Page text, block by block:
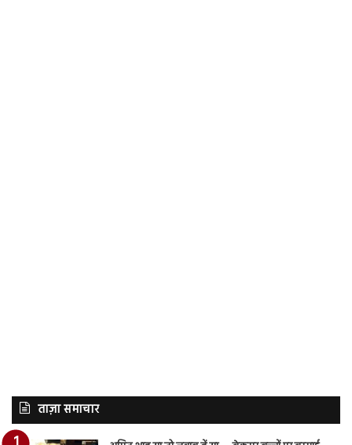
ताज़ा समाचार